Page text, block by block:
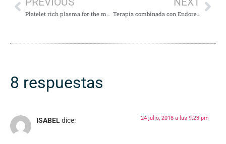
Platelet rich plasma for the management of hair loss: Better alone or in combination? Terapia combinada con Endoret-Gel y plasma rico en crecimiento factores frente a Endoret-Gel solo en el tratamiento de rejuvenecimiento
8 respuestas
ISABELdice: 24 julio, 2018 a las 9:23 pm